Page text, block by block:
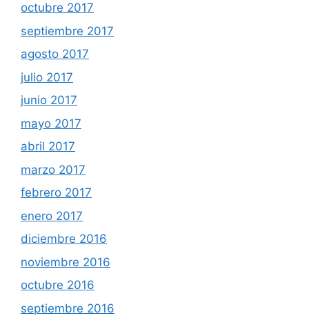
octubre 2017
septiembre 2017
agosto 2017
julio 2017
junio 2017
mayo 2017
abril 2017
marzo 2017
febrero 2017
enero 2017
diciembre 2016
noviembre 2016
octubre 2016
septiembre 2016